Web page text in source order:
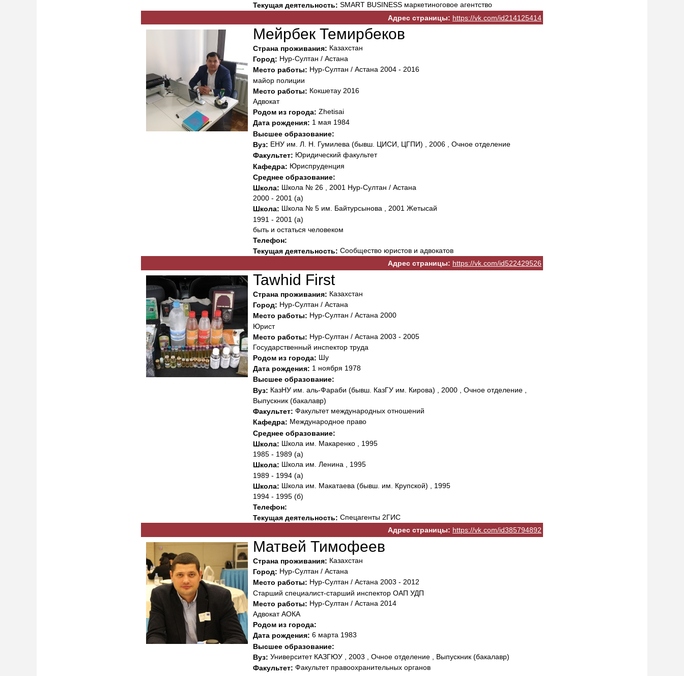
Текущая деятельность: SMART BUSINESS маркетиноговое агентство
Адрес страницы: https://vk.com/id214125414
Мейрбек Темирбеков
Страна проживания: Казахстан
Город: Нур-Султан / Астана
Место работы: Нур-Султан / Астана 2004 - 2016
майор полиции
Место работы: Кокшетау 2016
Адвокат
Родом из города: Zhetisai
Дата рождения: 1 мая 1984
Высшее образование:
Вуз: ЕНУ им. Л. Н. Гумилева (бывш. ЦИСИ, ЦГПИ) , 2006 , Очное отделение
Факультет: Юридический факультет
Кафедра: Юриспруденция
Среднее образование:
Школа: Школа № 26 , 2001 Нур-Султан / Астана
2000 - 2001 (а)
Школа: Школа № 5 им. Байтурсынова , 2001 Жетысай
1991 - 2001 (а)
быть и остаться человеком
Телефон:
Текущая деятельность: Сообщество юристов и адвокатов
Адрес страницы: https://vk.com/id522429526
Tawhid First
Страна проживания: Казахстан
Город: Нур-Султан / Астана
Место работы: Нур-Султан / Астана 2000
Юрист
Место работы: Нур-Султан / Астана 2003 - 2005
Государственный инспектор труда
Родом из города: Шу
Дата рождения: 1 ноября 1978
Высшее образование:
Вуз: КазНУ им. аль-Фараби (бывш. КазГУ им. Кирова) , 2000 , Очное отделение ,
Выпускник (бакалавр)
Факультет: Факультет международных отношений
Кафедра: Международное право
Среднее образование:
Школа: Школа им. Макаренко , 1995
1985 - 1989 (а)
Школа: Школа им. Ленина , 1995
1989 - 1994 (а)
Школа: Школа им. Макатаева (бывш. им. Крупской) , 1995
1994 - 1995 (б)
Телефон:
Текущая деятельность: Спецагенты 2ГИС
Адрес страницы: https://vk.com/id385794892
Матвей Тимофеев
Страна проживания: Казахстан
Город: Нур-Султан / Астана
Место работы: Нур-Султан / Астана 2003 - 2012
Старший специалист-старший инспектор ОАП УДП
Место работы: Нур-Султан / Астана 2014
Адвокат АОКА
Родом из города:
Дата рождения: 6 марта 1983
Высшее образование:
Вуз: Университет КАЗГЮУ , 2003 , Очное отделение , Выпускник (бакалавр)
Факультет: Факультет правоохранительных органов